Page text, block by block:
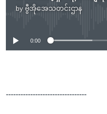
by ဗွီအိုအေသတင်းဌာန
No media
0:00
---------------------------------